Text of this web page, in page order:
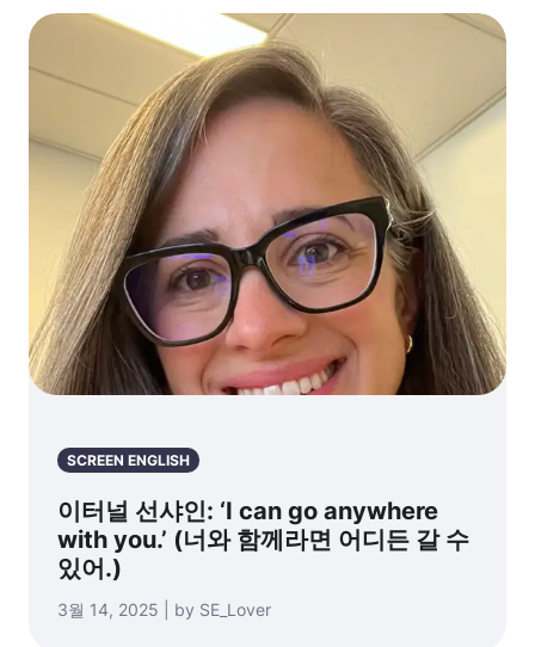
SCREEN ENGLISH
이터널 선샤인: ‘I can go anywhere
with you.’ (너와 함께라면 어디든 갈 수
있어.)
3월 14, 2025 | by SE_Lover